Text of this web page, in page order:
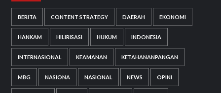
BERITA CONTENT STRATEGY DAERAH EKONOMI
HANKAM HILIRISASI HUKUM INDONESIA
INTERNASIONAL KEAMANAN KETAHANANPANGAN
MBG NASIONA NASIONAL NEWS OPINI